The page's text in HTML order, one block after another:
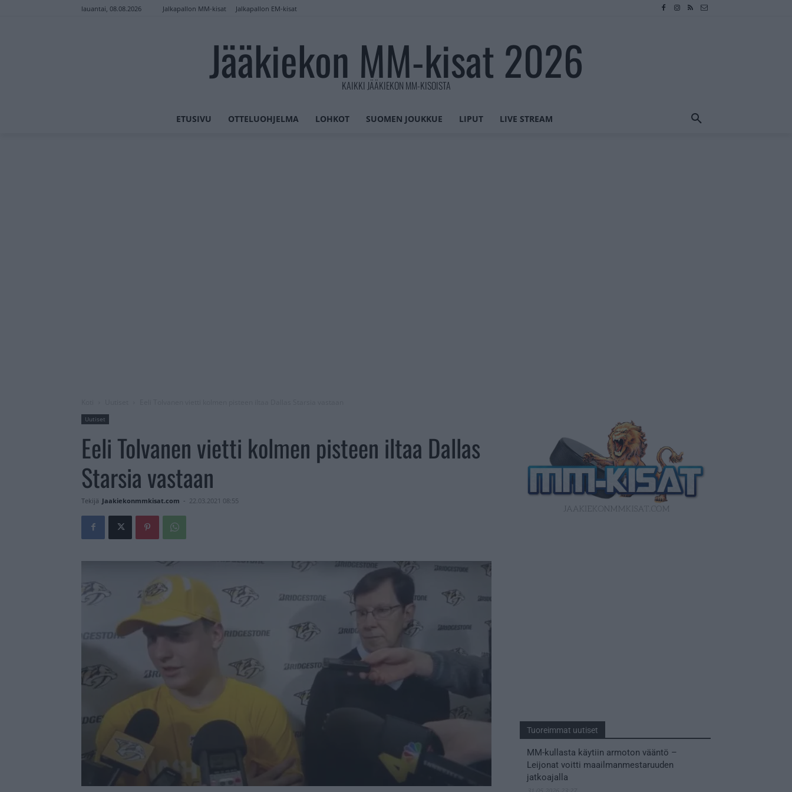
lauantai, 08.08.2026 Jalkapallon MM-kisat Jalkapallon EM-kisat
Jääkiekon MM-kisat 2026
KAIKKI JÄÄKIEKON MM-KISOISTA
ETUSIVU OTTELUOHJELMA LOHKOT SUOMEN JOUKKUE LIPUT LIVE STREAM
Uutiset
Eeli Tolvanen vietti kolmen pisteen iltaa Dallas
Starsia vastaan
Tekijä Jaakiekonmmkisat.com - 22.03.2021 08:55
Tuoreimmat uutiset
MM-kullasta käytiin armoton vääntö –
Leijonat voitti maailmanmestaruuden
jatkoajalla